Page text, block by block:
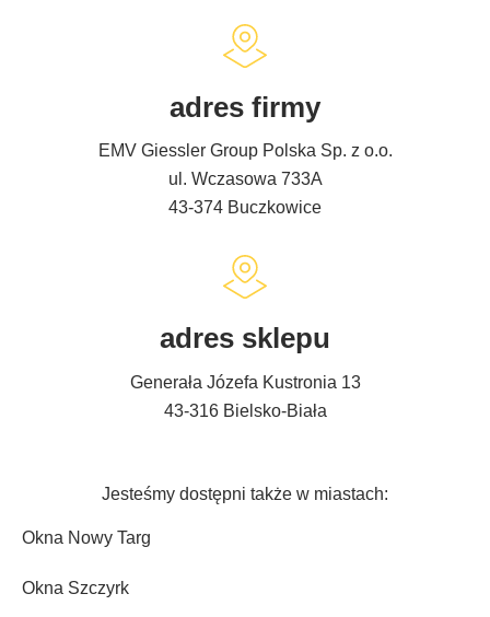
adres firmy
EMV Giessler Group Polska Sp. z o.o.
ul. Wczasowa 733A
43-374 Buczkowice
adres sklepu
Generała Józefa Kustronia 13
43-316 Bielsko-Biała
Jesteśmy dostępni także w miastach:
Okna Nowy Targ
Okna Szczyrk